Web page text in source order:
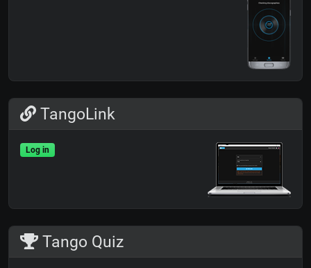
TangoLink
Log in
Tango Quiz